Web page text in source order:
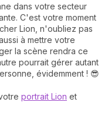
dans votre secteur
C'est votre moment
Lion, n'oubliez pas
à mettre votre
la scène rendra ce
pourrait gérer autant
évidemment ! 😎
portrait Lion et